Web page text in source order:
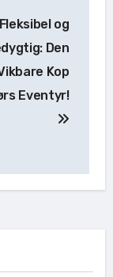
Fleksibel og
Den
Kop
Eventyr!